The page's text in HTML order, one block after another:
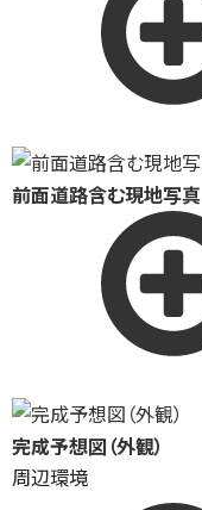
前面道路含む現地写真
完成予想図（外観）
周辺環境